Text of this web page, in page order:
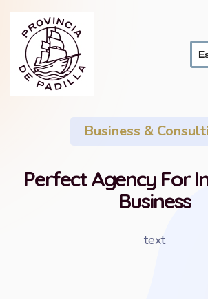
Business &
Perfect Agency For
Business
text